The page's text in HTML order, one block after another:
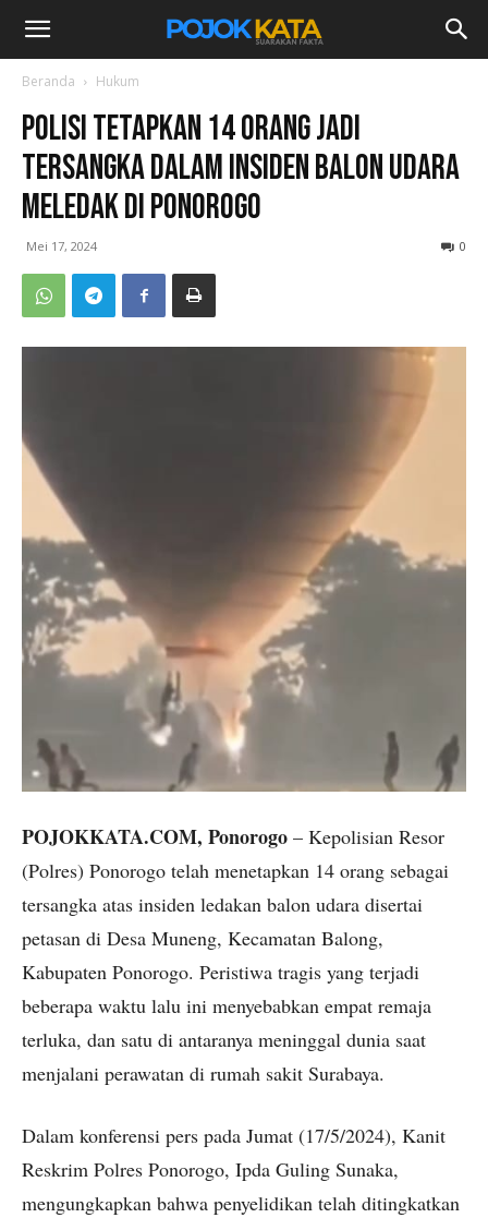
Beranda Hukum
Polisi Tetapkan 14 Orang Jadi
Tersangka dalam Insiden Balon Udara
Meledak di Ponorogo
Mei 17, 2024 0
POJOKKATA.COM, Ponorogo – Kepolisian Resor
(Polres) Ponorogo telah menetapkan 14 orang sebagai
tersangka atas insiden ledakan balon udara disertai
petasan di Desa Muneng, Kecamatan Balong,
Kabupaten Ponorogo. Peristiwa tragis yang terjadi
beberapa waktu lalu ini menyebabkan empat remaja
terluka, dan satu di antaranya meninggal dunia saat
menjalani perawatan di rumah sakit Surabaya.
Dalam konferensi pers pada Jumat (17/5/2024), Kanit
Reskrim Polres Ponorogo, Ipda Guling Sunaka,
mengungkapkan bahwa penyelidikan telah ditingkatkan